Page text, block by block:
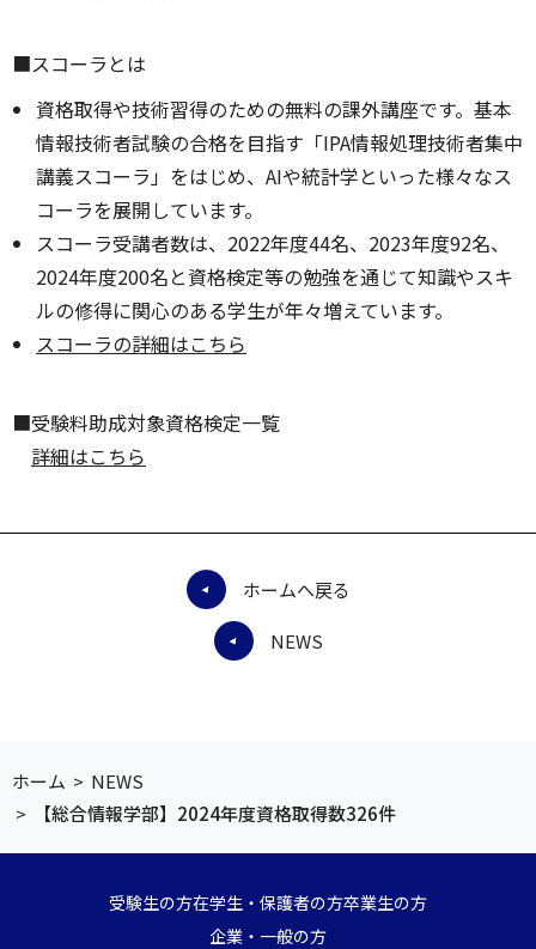
■スコーラとは
資格取得や技術習得のための無料の課外講座です。基本
情報技術者試験の合格を目指す「IPA情報処理技術者集中
講義スコーラ」をはじめ、AIや統計学といった様々なス
コーラを展開しています。
スコーラ受講者数は、2022年度44名、2023年度92名、
2024年度200名と資格検定等の勉強を通じて知識やスキ
ルの修得に関心のある学生が年々増えています。
スコーラの詳細はこちら
■受験料助成対象資格検定一覧
詳細はこちら
NEWS
ホームへ戻る
ホーム > NEWS
>
【総合情報学部】2024年度資格取得数326件
受験生の方在学生・保護者の方卒業生の方
企業・一般の方